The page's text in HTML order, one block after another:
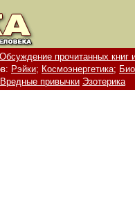
Обсуждение прочитанных книг
Рэйки; Космоэнергетика;
Вредные привычки Эзотерика